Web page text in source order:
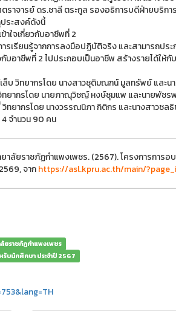
ราจารย์ ดร.ชาลี ตระกูล รองอธิการบดีฝ่ายบริกา
ระสงค์ดังนี้
าใจเกี่ยวกับอาชีพที่ 2
ารเรียนรู้จากการลงมือปฏิบัติจริง และสามารถปร
กับอาชีพที่ 2 ไปประกอบเป็นอาชีพ สร้างรายได้ให้
ล็บ วิทยากรโดย นางสาวชุติมณฑน์ มูลทรัพย์ และ
ยากรโดย นายภาณุวิชญ์ หงษ์ชุมแพ และนายพัชร
ทยากรโดย นางวรรณนิภา กิติกร และนางสาวชลธิ
4 จำนวน 90 คน
าลัยราชภัฏกำแพงเพชร. (2567). โครงการการ
จากhttps://asl.kpru.ac.th/main/
ลัยราชภัฏกำแพงเพชร
รับนักศึกษา ประจำปี 2567